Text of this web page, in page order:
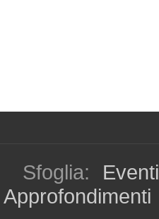
Sfoglia: Eventi
Approfondimenti